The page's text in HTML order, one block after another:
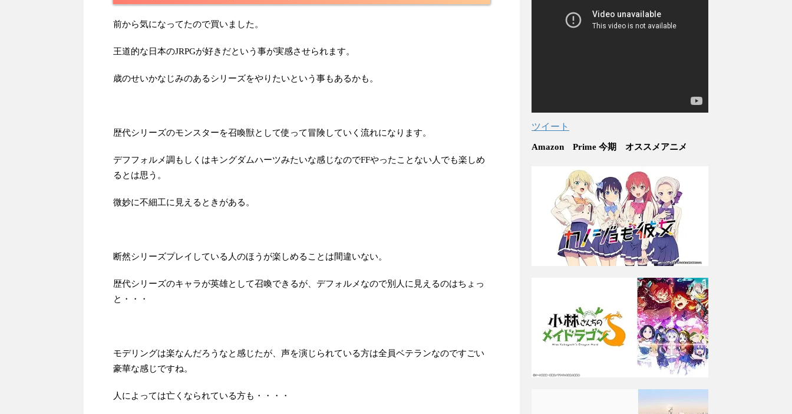
前から気になってたので買いました。
王道的な日本のJRPGが好きだという事が実感させられます。
歳のせいかなじみのあるシリーズをやりたいという事もあるかも。
歴代シリーズのモンスターを召喚獣として使って冒険していく流れになります。
デフフォルメ調もしくはキングダムハーツみたいな感じなのでFFやったことない人でも楽しめ
るとは思う。
微妙に不細工に見えるときがある。
断然シリーズプレイしている人のほうが楽しめることは間違いない。
歴代シリーズのキャラが英雄として召喚できるが、デフォルメなので別人に見えるのはちょっ
と・・・
モデリングは楽なんだろうなと感じたが、声を演じられている方は全員ベテランなのですごい
豪華な感じですね。
人によっては亡くなられている方も・・・・
ツイート
Amazon Prime 今期 オススメアニメ